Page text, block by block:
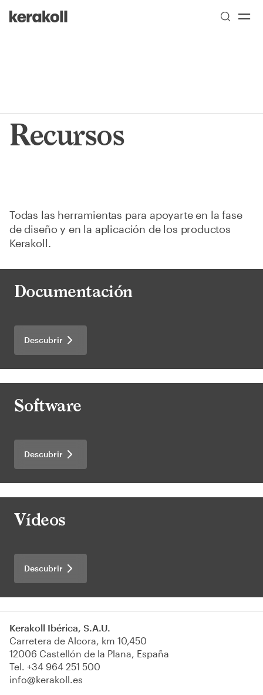
Go to Homepage
Recursos
Todas las herramientas para apoyarte en la fase
de diseño y en la aplicación de los productos
Kerakoll.
Documentación
Descubrir
Software
Descubrir
Vídeos
Descubrir
Kerakoll Ibérica, S.A.U.
Carretera de Alcora, km 10,450
12006 Castellón de la Plana, España
Tel. +34 964 251 500
info@kerakoll.es